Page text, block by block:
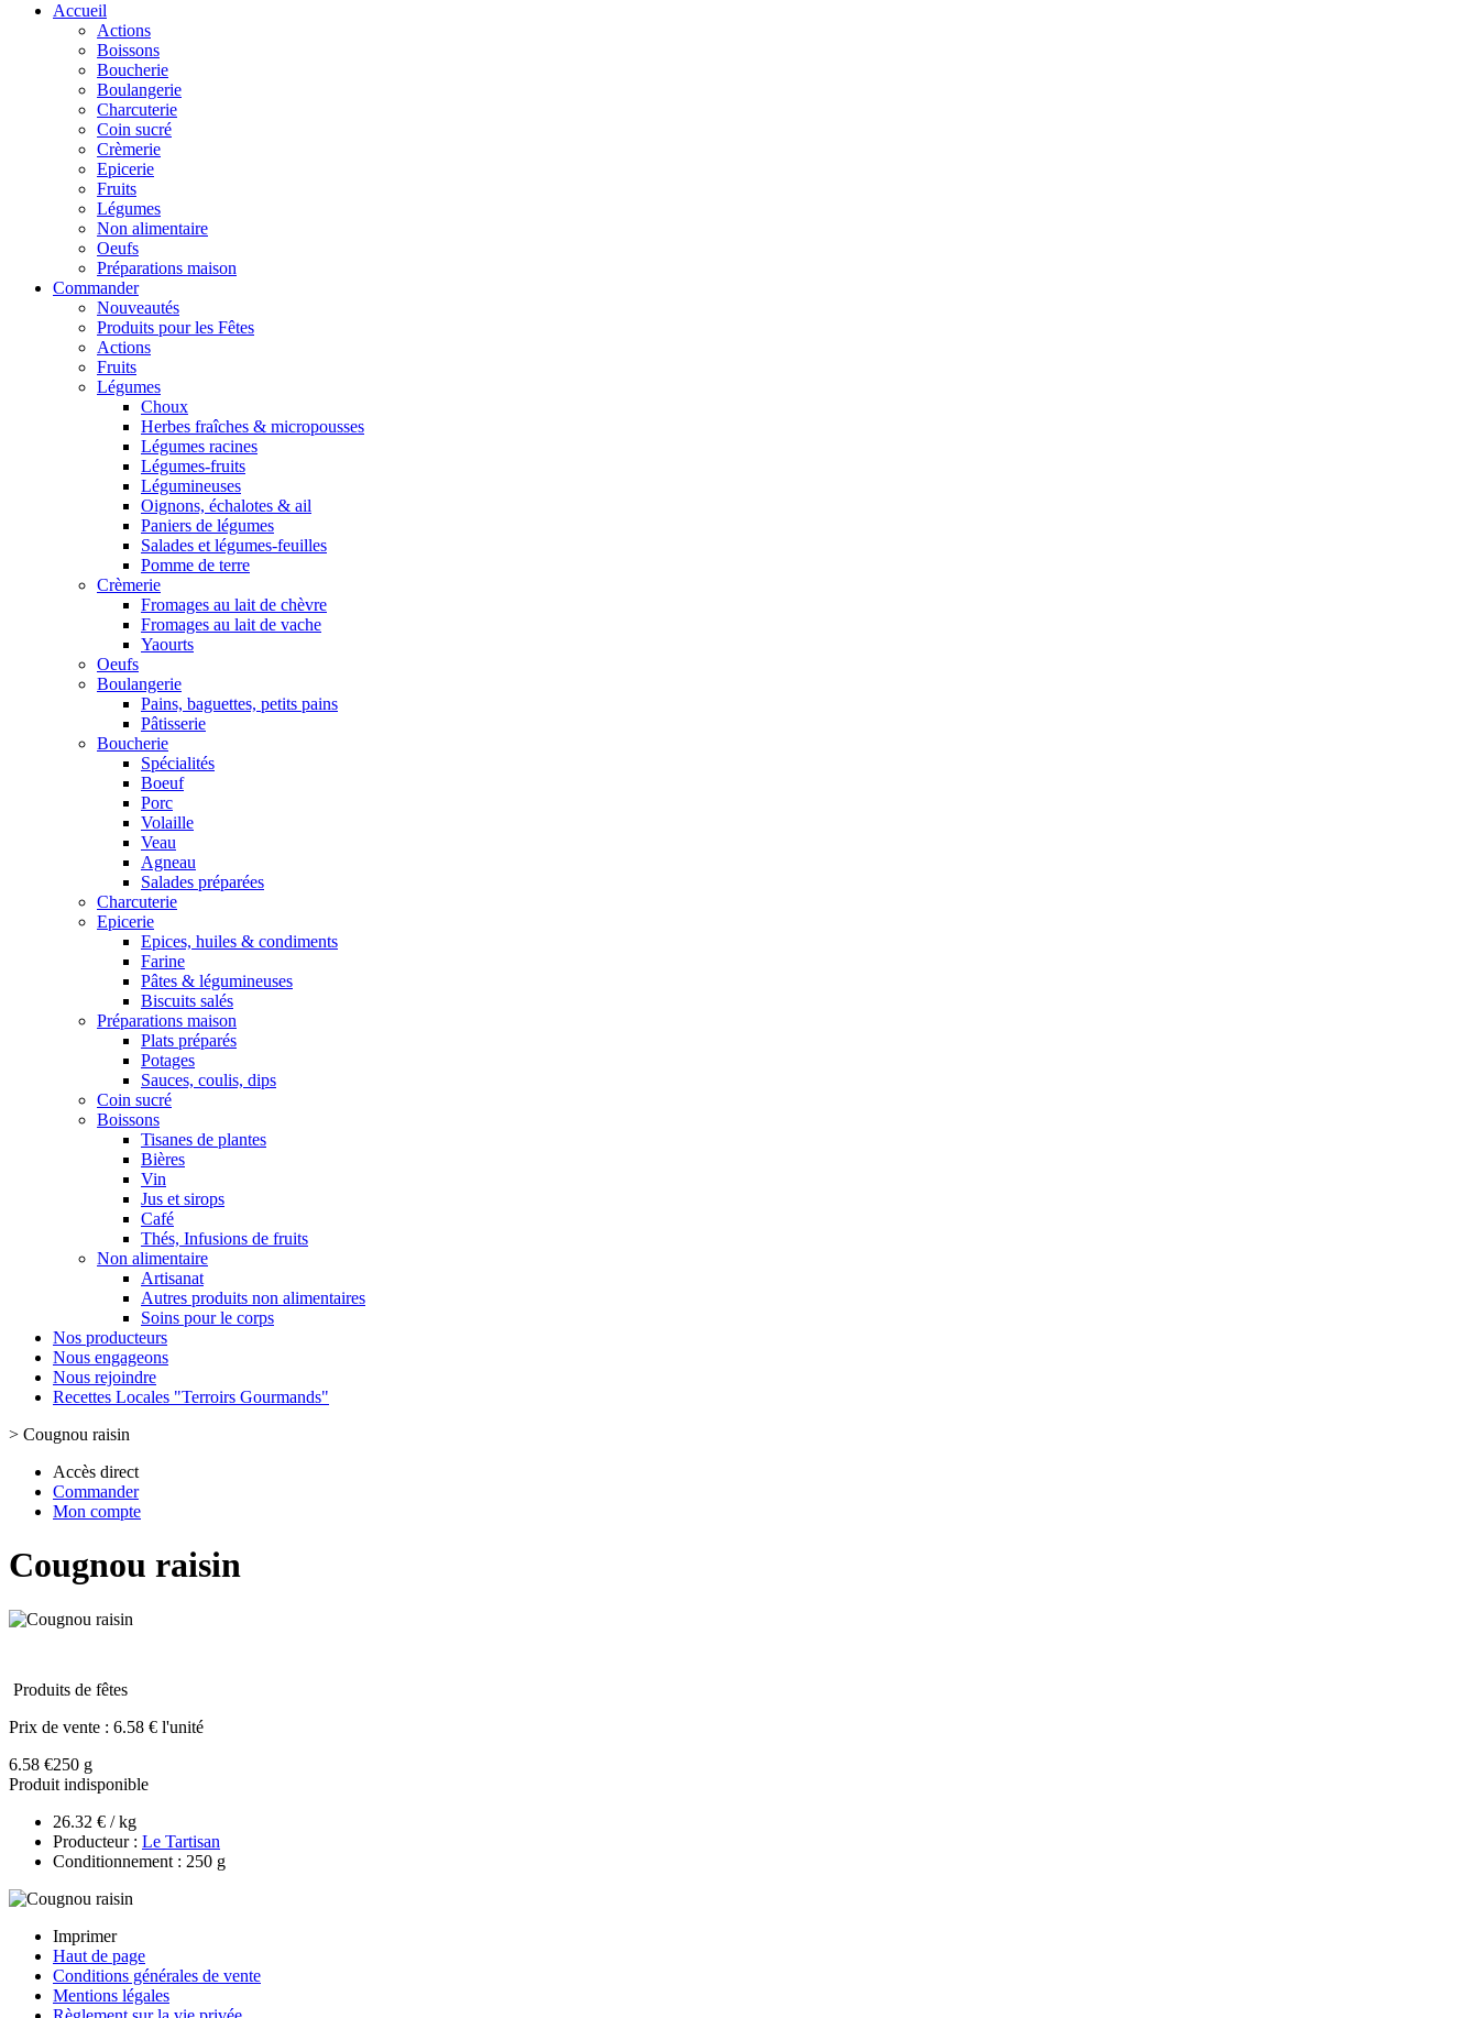
Accueil
Actions
Boissons
Boucherie
Boulangerie
Charcuterie
Coin sucré
Crèmerie
Epicerie
Fruits
Légumes
Non alimentaire
Oeufs
Préparations maison
Commander
Nouveautés
Produits pour les Fêtes
Actions
Fruits
Légumes
Choux
Herbes fraîches & micropousses
Légumes racines
Légumes-fruits
Légumineuses
Oignons, échalotes & ail
Paniers de légumes
Salades et légumes-feuilles
Pomme de terre
Crèmerie
Fromages au lait de chèvre
Fromages au lait de vache
Yaourts
Oeufs
Boulangerie
Pains, baguettes, petits pains
Pâtisserie
Boucherie
Spécialités
Boeuf
Porc
Volaille
Veau
Agneau
Salades préparées
Charcuterie
Epicerie
Epices, huiles & condiments
Farine
Pâtes & légumineuses
Biscuits salés
Préparations maison
Plats préparés
Potages
Sauces, coulis, dips
Coin sucré
Boissons
Tisanes de plantes
Bières
Vin
Jus et sirops
Café
Thés, Infusions de fruits
Non alimentaire
Artisanat
Autres produits non alimentaires
Soins pour le corps
Nos producteurs
Nous engageons
Nous rejoindre
Recettes Locales "Terroirs Gourmands"
> Cougnou raisin
Accès direct
Commander
Mon compte
Cougnou raisin
Produits de fêtes
Prix de vente : 6.58 € l'unité
6.58 €250 g
Produit indisponible
26.32 € / kg
Producteur : Le Tartisan
Conditionnement : 250 g
Imprimer
Haut de page
Conditions générales de vente
Mentions légales